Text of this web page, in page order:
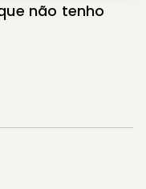
não tenho